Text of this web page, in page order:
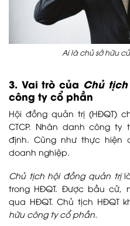
Ai là chủ sở hữu
3. Vai trò của Chủ
công ty cổ phần
Hội đồng quản trị (HĐQT)
CTCP. Nhân danh công
định. Cũng như thực
doanh nghiệp.
Chủ tịch hội đồng quản trị
trong HĐQT. Được bầu cử,
qua HĐQT. Chủ tịch HĐQT
hữu công ty cổ phần.